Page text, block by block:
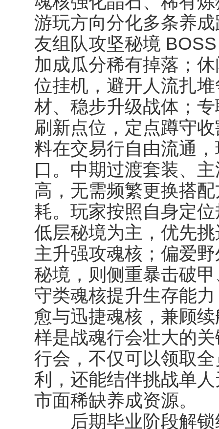
游玩方向分化多条养
友组队攻坚秘境
加成瓜分稀有掉落；
位挂机，避开人流扎
材、稳步升级战体；
刷新点位，定点蹲守
料在交易行自由流通
口。中期过渡套装、
高，无需频繁更换搭
耗。玩家按照自身定
低层秘境为主，优先
主升强攻魂核；偏爱
秘境，则侧重暴击破
守类魂核提升生存能
愈与迅捷魂核，兼顾
样是战魂行会壮大的
行会，不仅可以领取
利，还能结伴挑战单
市面稀缺养成资源。
后期毕业阶段解锁